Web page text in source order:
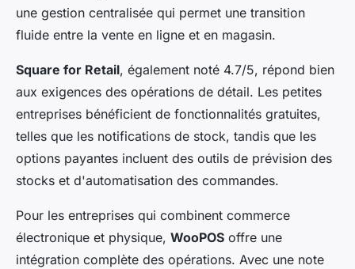
une gestion centralisée qui permet une transition
fluide entre la vente en ligne et en magasin.
Square for Retail, également noté 4.7/5, répond bien
aux exigences des opérations de détail. Les petites
entreprises bénéficient de fonctionnalités gratuites,
telles que les notifications de stock, tandis que les
options payantes incluent des outils de prévision des
stocks et d'automatisation des commandes.
Pour les entreprises qui combinent commerce
électronique et physique, WooPOS offre une
intégration complète des opérations. Avec une note